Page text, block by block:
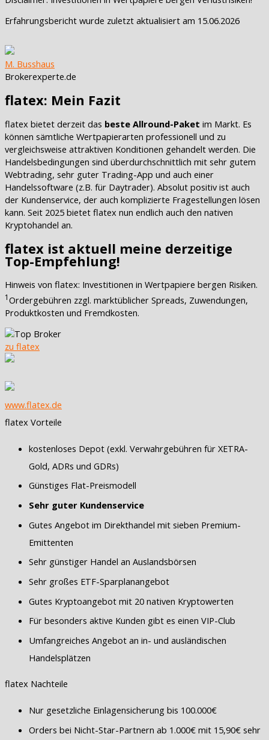
Erfahrungsbericht wurde zuletzt aktualisiert am 15.06.2026
M. Busshaus
Brokerexperte.de
flatex: Mein Fazit
flatex bietet derzeit das beste Allround-Paket im Markt. Es
können sämtliche Wertpapierarten professionell und zu
vergleichsweise attraktiven Konditionen gehandelt werden. Die
Handelsbedingungen sind überdurchschnittlich mit sehr gutem
Webtrading, sehr guter Trading-App und auch einer
Handelssoftware (z.B. für Daytrader). Absolut positiv ist auch
der Kundenservice, der auch komplizierte Fragestellungen lösen
kann. Seit 2025 bietet flatex nun endlich auch den nativen
Kryptohandel an.
flatex ist aktuell meine derzeitige
Top-Empfehlung!
Hinweis von flatex: Investitionen in Wertpapiere bergen Risiken.
1Ordergebühren zzgl. marktüblicher Spreads, Zuwendungen,
Produktkosten und Fremdkosten.
zu flatex
www.flatex.de
flatex Vorteile
kostenloses Depot (exkl. Verwahrgebühren für XETRA-
Gold, ADRs und GDRs)
Günstiges Flat-Preismodell
Sehr guter Kundenservice
Gutes Angebot im Direkthandel mit sieben Premium-
Emittenten
Sehr günstiger Handel an Auslandsbörsen
Sehr großes ETF-Sparplanangebot
Gutes Kryptoangebot mit 20 nativen Kryptowerten
Für besonders aktive Kunden gibt es einen VIP-Club
Umfangreiches Angebot an in- und ausländischen
Handelsplätzen
flatex Nachteile
Nur gesetzliche Einlagensicherung bis 100.000€
Orders bei Nicht-Star-Partnern ab 1.000€ mit 15,90€ sehr